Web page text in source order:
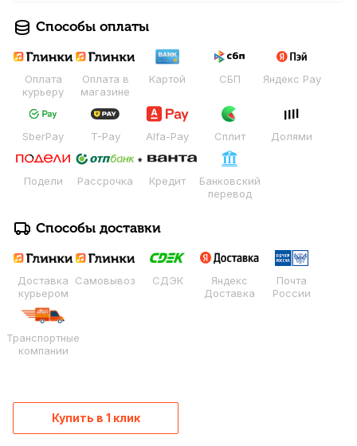
Способы оплаты
Оплата
курьеру
Оплата в
магазине
Картой СБП Яндекс Pay
SberPay T-Pay Alfa-Pay Сплит Долями
Подели Рассрочка Кредит
Банковский
перевод
Способы доставки
Доставка
курьером
Самовывоз СДЭК
Яндекс
Доставка
Почта
России
Транспортные
компании
Купить в 1 клик